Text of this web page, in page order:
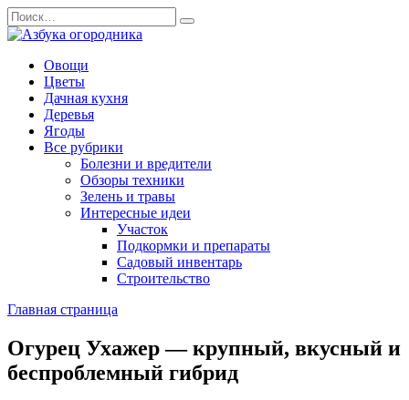
Перейти
к
содержанию
Search
for:
Овощи
Цветы
Дачная кухня
Деревья
Ягоды
Все рубрики
Болезни и вредители
Обзоры техники
Зелень и травы
Интересные идеи
Участок
Подкормки и препараты
Садовый инвентарь
Строительство
Главная страница
Огурец Ухажер — крупный, вкусный и
беспроблемный гибрид